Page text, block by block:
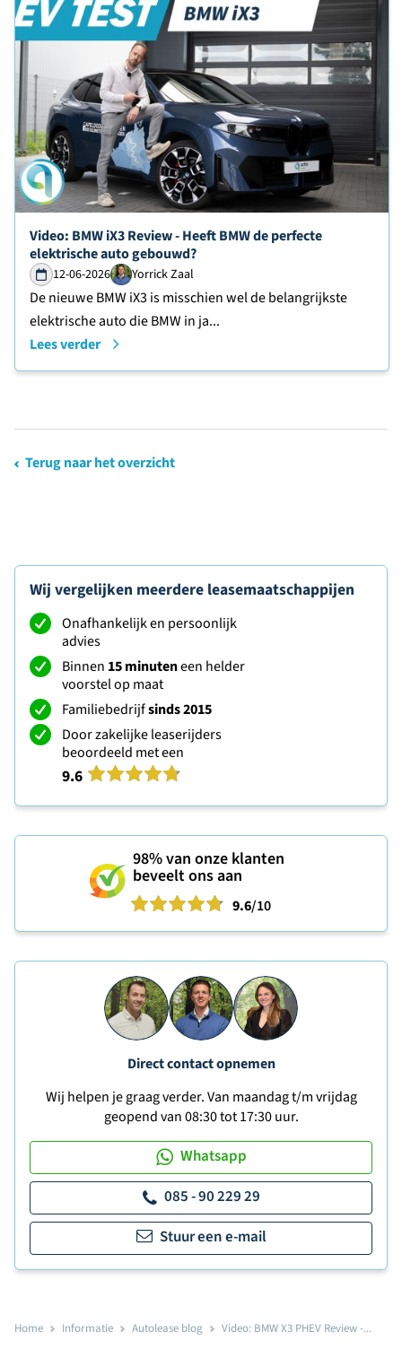
Lees verder over
Video: BMW iX3 Review - Heeft BMW de perfecte
elektrische auto gebouwd?
12-06-2026 Yorrick Zaal
De nieuwe BMW iX3 is misschien wel de belangrijkste
elektrische auto die BMW in ja...
Lees verder
Terug naar het overzicht
Wij vergelijken meerdere leasemaatschappijen
Onafhankelijk en persoonlijk
advies
Binnen 15 minuteneen helder
voorstel op maat
Familiebedrijfsinds 2015
Door zakelijke leaserijders
beoordeeld met een
9.6
98%van onze klanten
beveelt ons aan
9.6/10
Direct contact opnemen
Wij helpen je graag verder. Van maandag t/m vrijdag
geopend van 08:30 tot 17:30 uur.
Whatsapp
085 - 90 229 29
Stuur een e-mail
Home Informatie Autolease blog Video: BMW X3 PHEV Review -...